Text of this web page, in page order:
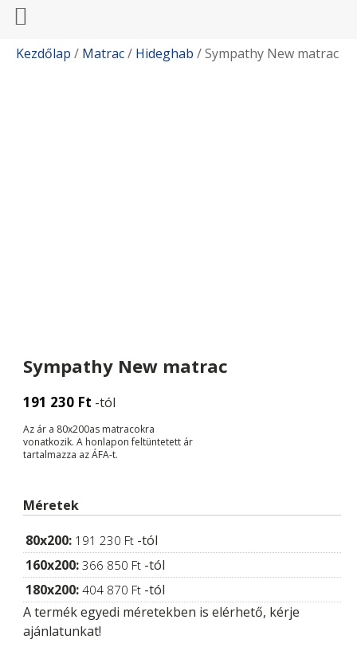
Kezdőlap / Matrac/ Hideghab / Sympathy New matrac
Sympathy New matrac
191 230 Ft -tól
Az ár a 80x200as matracokra
vonatkozik. A honlapon feltüntetett ár
tartalmazza az ÁFA-t.
Méretek
80x200: 191 230 Ft -tól
160x200: 366 850 Ft -tól
180x200: 404 870 Ft -tól
A termék egyedi méretekben is elérhető, kérje
ajánlatunkat!